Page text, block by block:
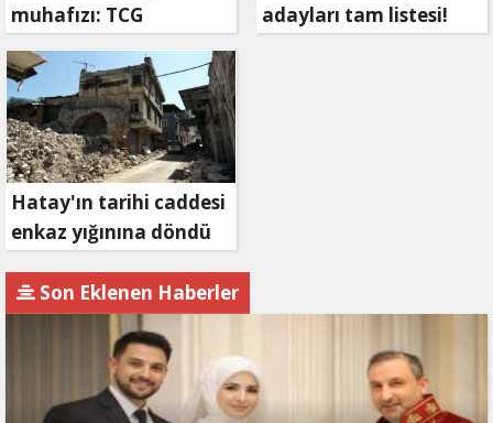
muhafızı: TCG
Anadolu!
adayları tam listesi!
Hatay'ın tarihi caddesi
enkaz yığınına döndü
Son Eklenen Haberler